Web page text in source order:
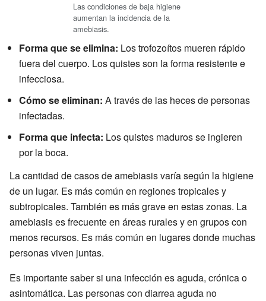
Las condiciones de baja higiene
aumentan la incidencia de la
amebiasis.
Forma que se elimina: Los trofozoítos mueren rápido
fuera del cuerpo. Los quistes son la forma resistente e
infecciosa.
Cómo se eliminan: A través de las heces de personas
infectadas.
Forma que infecta: Los quistes maduros se ingieren
por la boca.
La cantidad de casos de amebiasis varía según la higiene
de un lugar. Es más común en regiones tropicales y
subtropicales. También es más grave en estas zonas. La
amebiasis es frecuente en áreas rurales y en grupos con
menos recursos. Es más común en lugares donde muchas
personas viven juntas.
Es importante saber si una infección es aguda, crónica o
asintomática. Las personas con diarrea aguda no